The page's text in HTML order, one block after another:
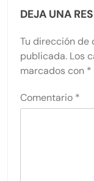
DEJA UNA
Tu dirección de
publicada. Los
marcados con *
Comentario *